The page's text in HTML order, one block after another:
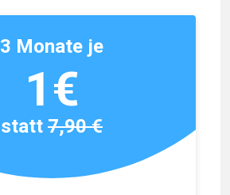
3 Monate je
1€
statt7,90 €